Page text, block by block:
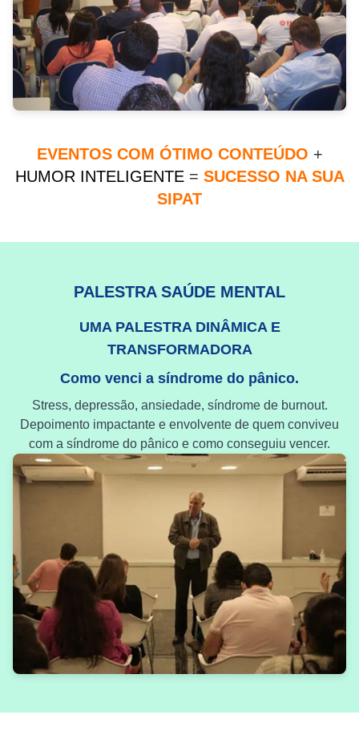
EVENTOS COM ÓTIMO CONTEÚDO +
HUMOR INTELIGENTE = SUCESSO NA SUA
SIPAT
PALESTRA SAÚDE MENTAL
UMA PALESTRA DINÂMICA E
TRANSFORMADORA
Como venci a síndrome do pânico.
Stress, depressão, ansiedade, síndrome de burnout.
Depoimento impactante e envolvente de quem conviveu
com a síndrome do pânico e como conseguiu vencer.